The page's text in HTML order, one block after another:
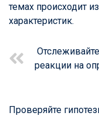
темах происходит
характеристик.
реакции на
Проверяйте